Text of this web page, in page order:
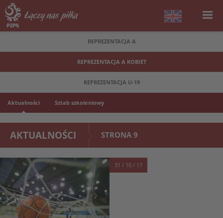
REPREZENTACJA A
REPREZENTACJA A KOBIET
REPREZENTACJA U-19
Aktualności Sztab szkoleniowy
AKTUALNOŚCI STRONA 9
31 / 10 / 17